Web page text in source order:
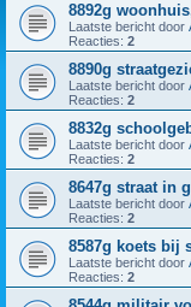
8892g
Laatste bericht door
Reacties: 2
8890g
Laatste bericht door
Reacties: 2
8832g
Laatste bericht door
Reacties: 2
8647g straat in
Laatste bericht door
Reacties: 2
8587g koets bij
Laatste bericht door
Reacties: 2